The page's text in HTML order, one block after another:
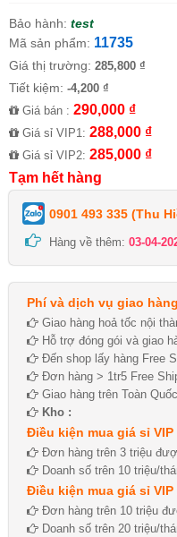
Bảo hành: test
Mã sản phẩm: 11735
Giá thị trường: 285,800 ₫
Tiết kiệm: -4,200 ₫
Giá bán : 290,000 ₫
Giá sỉ VIP1: 288,000 ₫
Giá sỉ VIP2: 285,000 ₫
Tạm hết hàng
0901 493 335 (Thu
Hàng về thêm: 03-04-
Phí và dịch vụ giao hàng
Giao hàng hoả tốc nội
Hỗ trợ đóng gói và giao
Đến shop lấy hàng Free
Đơn hàng > 1tr5 Free
Giao hàng trên Toàn Quốc
Kho :
Điều kiện mua giá sỉ VIP
Đơn hàng trên 3 triệu
Doanh số trên 10 triệu/
Điều kiện mua giá sỉ VIP
Đơn hàng trên 10 triệu
Doanh số trên 20 triệu/